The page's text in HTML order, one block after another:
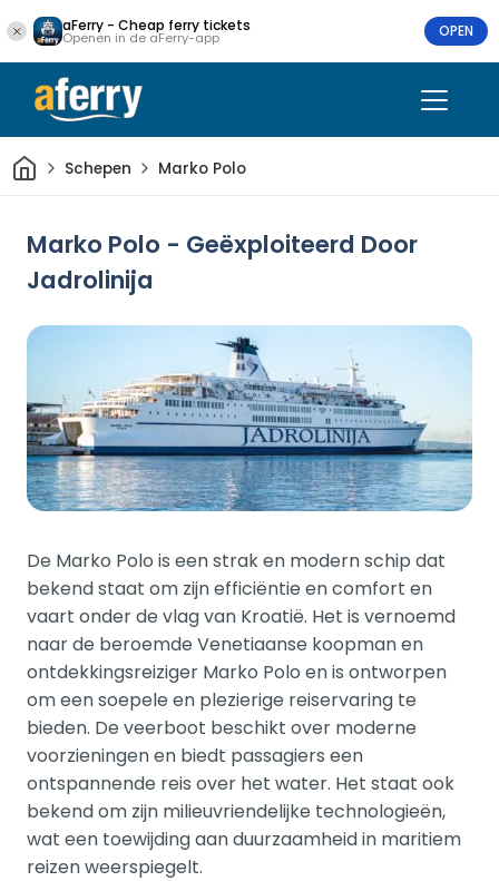
aFerry - Cheap ferry tickets
Openen in de aFerry-app OPEN
ThuisSchepen Marko Polo
Marko Polo - Geëxploiteerd Door
Jadrolinija
De Marko Polo is een strak en modern schip dat
bekend staat om zijn efficiëntie en comfort en
vaart onder de vlag van Kroatië. Het is vernoemd
naar de beroemde Venetiaanse koopman en
ontdekkingsreiziger Marko Polo en is ontworpen
om een soepele en plezierige reiservaring te
bieden. De veerboot beschikt over moderne
voorzieningen en biedt passagiers een
ontspannende reis over het water. Het staat ook
bekend om zijn milieuvriendelijke technologieën,
wat een toewijding aan duurzaamheid in maritiem
reizen weerspiegelt.